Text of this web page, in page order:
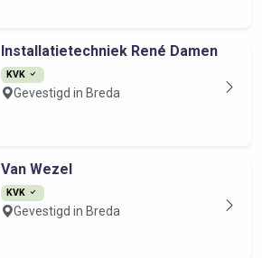
Installatietechniek René Damen
KVK
Gevestigd in Breda
Van Wezel
KVK
Gevestigd in Breda